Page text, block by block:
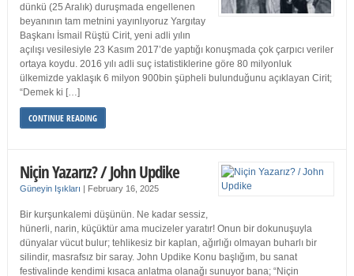
dünkü (25 Aralık) duruşmada engellenen
beyanının tam metnini yayınlıyoruz Yargıtay
Başkanı İsmail Rüştü Cirit, yeni adli yılın
açılışı vesilesiyle 23 Kasım 2017’de yaptığı konuşmada çok çarpıcı veriler
ortaya koydu. 2016 yılı adli suç istatistiklerine göre 80 milyonluk
ülkemizde yaklaşık 6 milyon 900bin şüpheli bulunduğunu açıklayan Cirit;
“Demek ki […]
CONTINUE READING
Niçin Yazarız? / John Updike
Güneyin Işıkları | February 16, 2025
Bir kurşunkalemi düşünün. Ne kadar sessiz,
hünerli, narin, küçüktür ama mucizeler yaratır! Onun bir dokunuşuyla
dünyalar vücut bulur; tehlikesiz bir kaplan, ağırlığı olmayan buharlı bir
silindir, masrafsız bir saray. John Updike Konu başlığım, bu sanat
festivalinde kendimi kısaca anlatma olanağı sunuyor bana; “Niçin